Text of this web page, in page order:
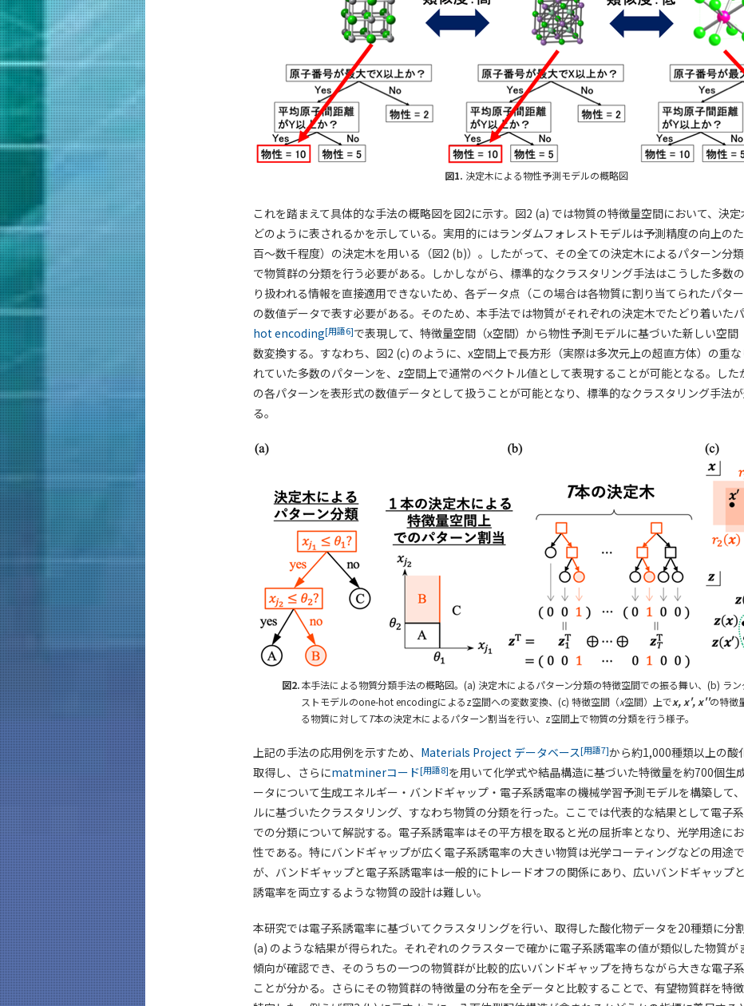
図1. 決定木による物性予測モデルの概略図
これを踏まえて具体的な手法の概略図を図2に示す。図2 (a) では物質の特徴量空間において、決
どのように表されるかを示している。実用的にはランダムフォレストモデルは予測精度の向上の
百～数千程度）の決定木を用いる（図2 (b)）。したがって、その全ての決定木によるパターン分
で物質群の分類を行う必要がある。しかしながら、標準的なクラスタリング手法はこうした多数
り扱われる情報を直接適用できないため、各データ点（この場合は各物質に割り当てられたパタ
の数値データで表す必要がある。そのため、本手法では物質がそれぞれの決定木でたどり着いた
hot encoding[用語6]で表現して、特徴量空間（x空間）から物性予測モデルに基づいた新しい空間
数変換する。すなわち、図2 (c) のように、x空間上で長方形（実際は多次元上の超直方体）の重
れていた多数のパターンを、z空間上で通常のベクトル値として表現することが可能となる。した
の各パターンを表形式の数値データとして扱うことが可能となり、標準的なクラスタリング手法
る。
図2.本手法による物質分類手法の概略図。(a) 決定木によるパターン分類の特徴空間での振る舞い、(b) ラン
ストモデルのone-hot encodingによるz空間への変数変換、(c) 特徴空間（x空間）上でx, x', x''の特徴
る物質に対してT本の決定木によるパターン割当を行い、z空間上で物質の分類を行う様子。
上記の手法の応用例を示すため、 Materials Project データベース[用語7]から約1,000種類以上の酸
取得し、さらにmatminerコード[用語8]を用いて化学式や結晶構造に基づいた特徴量を約700個生
ータについて生成エネルギー・バンドギャップ・電子系誘電率の機械学習予測モデルを構築して
ルに基づいたクラスタリング、すなわち物質の分類を行った。ここでは代表的な結果として電子
での分類について解説する。電子系誘電率はその平方根を取ると光の屈折率となり、光学用途に
性である。特にバンドギャップが広く電子系誘電率の大きい物質は光学コーティングなどの用途
が、バンドギャップと電子系誘電率は一般的にトレードオフの関係にあり、広いバンドギャップ
誘電率を両立するような物質の設計は難しい。
本研究では電子系誘電率に基づいてクラスタリングを行い、取得した酸化物データを20種類に分
(a) のような結果が得られた。それぞれのクラスターで確かに電子系誘電率の値が類似した物質が
傾向が確認でき、そのうちの一つの物質群が比較的広いバンドギャップを持ちながら大きな電子
ことが分かる。さらにその物質群の特徴量の分布を全データと比較することで、有望物質群を特